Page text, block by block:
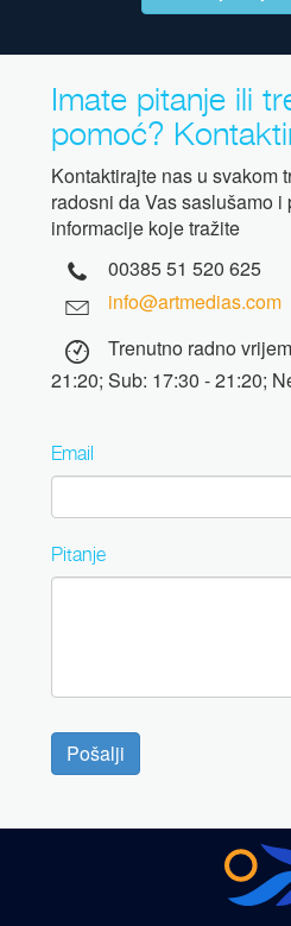
Imate pitanje ili
pomoć?
Kontaktirajte nas u svakom
radosni da Vas saslušamo i
informacije koje tražite
00385 51 520 625
info@artmedias.com
Trenutno radno
21:20; Sub: 17:30 - 21:20;
Email
Pitanje
Pošalji